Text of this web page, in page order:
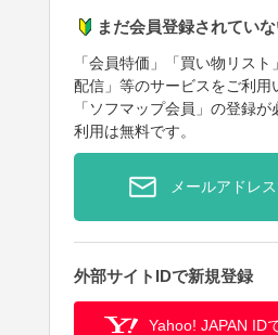
まだ会員登録されてい
「会員特価」「買い物リス
配信」等のサービスをご利用
「ソフマップ会員」の登録
利用は無料です。
メールアドレ
外部サイトIDで新規登録
Yahoo! JAPAN ID